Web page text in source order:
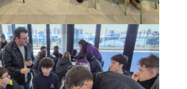
Participantes também